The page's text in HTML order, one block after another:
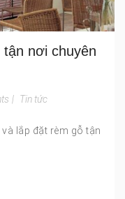
tận nơi chuyên
| Tin tức
lắp đặt rèm gỗ tận